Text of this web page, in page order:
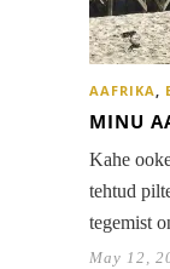
AAFRIKA,
MINU
Kahe
tehtud
tegemist
May 12,